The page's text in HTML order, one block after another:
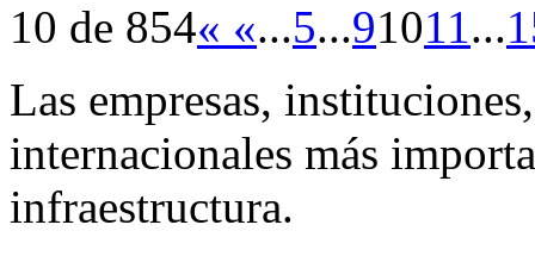
10 de 854« «...5...91011...
Las empresas,
internacionales más
infraestructura.